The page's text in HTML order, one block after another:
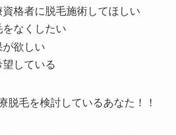
資格者に脱毛施術してほしい
なくしたい
欲しい
している
脱毛を検討しているあなた！！